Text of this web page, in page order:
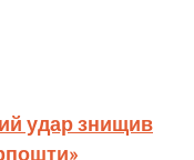
удар знищив